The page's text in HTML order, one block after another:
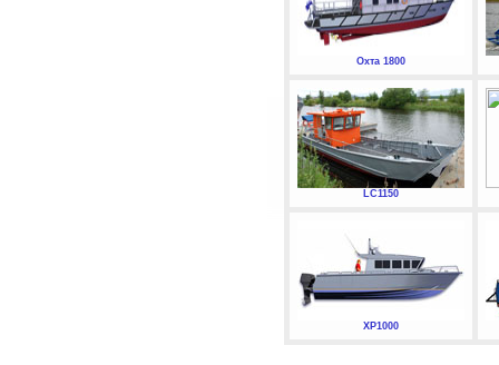
Охта 1800
LC1150
XP1000